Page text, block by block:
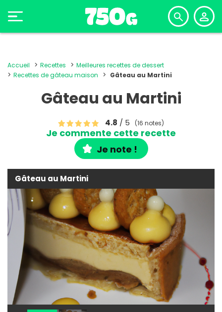
Accueil Recettes
Meilleures recettes de dessert
Recettes de gâteau maison
Gâteau au Martini
Gâteau au Martini
4.8 / 5 (16 notes)
Je commente cette recette
Je note !
Gâteau au Martini